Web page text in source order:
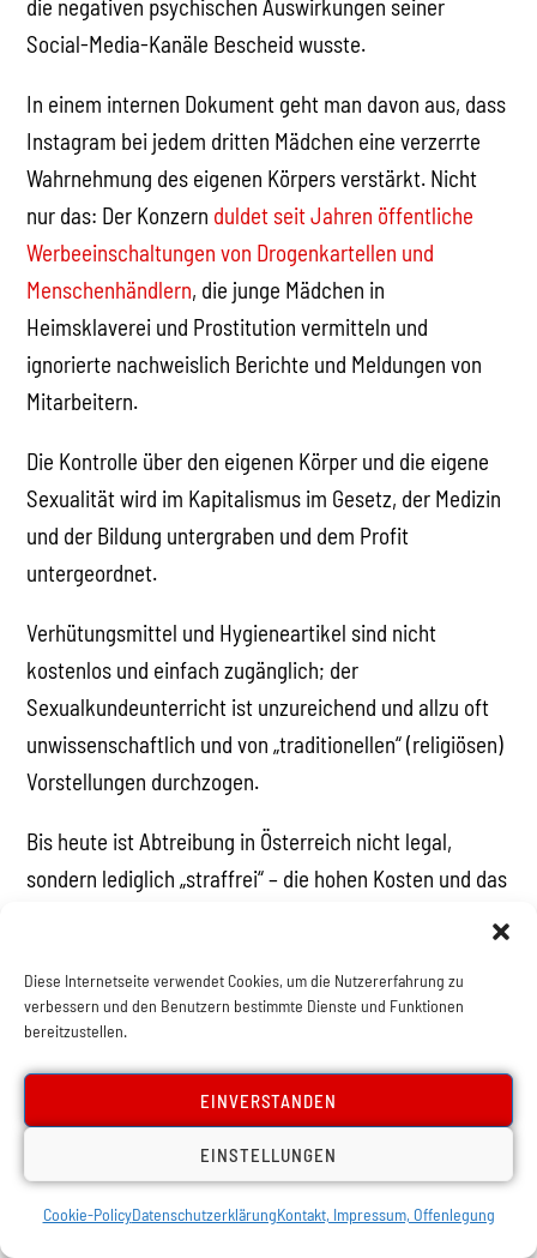
Diese Internetseite verwendet Cookies, um die Nutzererfahrung zu
verbessern und den Benutzern bestimmte Dienste und Funktionen
bereitzustellen.
EINVERSTANDEN
EINSTELLUNGEN
Cookie-PolicyDatenschutzerklärungKontakt, Impressum, Offenlegung
die negativen psychischen Auswirkungen seiner
Social-Media-Kanäle Bescheid wusste.
In einem internen Dokument geht man davon aus, dass
Instagram bei jedem dritten Mädchen eine verzerrte
Wahrnehmung des eigenen Körpers verstärkt. Nicht
nur das: Der Konzern duldet seit Jahren öffentliche
Werbeeinschaltungen von Drogenkartellen und
Menschenhändlern, die junge Mädchen in
Heimsklaverei und Prostitution vermitteln und
ignorierte nachweislich Berichte und Meldungen von
Mitarbeitern.
Die Kontrolle über den eigenen Körper und die eigene
Sexualität wird im Kapitalismus im Gesetz, der Medizin
und der Bildung untergraben und dem Profit
untergeordnet.
Verhütungsmittel und Hygieneartikel sind nicht
kostenlos und einfach zugänglich; der
Sexualkundeunterricht ist unzureichend und allzu oft
unwissenschaftlich und von „traditionellen“ (religiösen)
Vorstellungen durchzogen.
Bis heute ist Abtreibung in Österreich nicht legal,
sondern lediglich „straffrei“ – die hohen Kosten und das
Geschlechtsspezifische Medizin fristet ein
unterfinanziertes Nischendasein. So wurde
Auswirkungen der Impfung auf die von vielen Frauen
berichteten Zyklusstörungen zu untersuchen. Die